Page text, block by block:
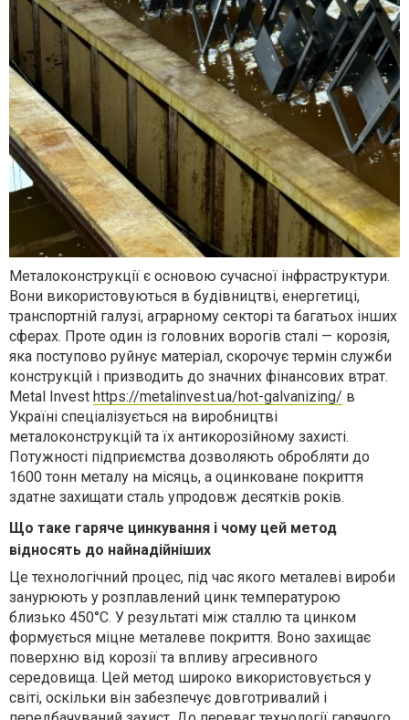
Металоконструкції є основою сучасної інфраструктури.
Вони використовуються в будівництві, енергетиці,
транспортній галузі, аграрному секторі та багатьох інших
сферах. Проте один із головних ворогів сталі — корозія,
яка поступово руйнує матеріал, скорочує термін служби
конструкцій і призводить до значних фінансових втрат.
Metal Invest https://metalinvest.ua/hot-galvanizing/ в
Україні спеціалізується на виробництві
металоконструкцій та їх антикорозійному захисті.
Потужності підприємства дозволяють обробляти до
1600 тонн металу на місяць, а оцинковане покриття
здатне захищати сталь упродовж десятків років.
Що таке гаряче цинкування і чому цей метод
відносять до найнадійніших
Це технологічний процес, під час якого металеві вироби
занурюють у розплавлений цинк температурою
близько 450°C. У результаті між сталлю та цинком
формується міцне металеве покриття. Воно захищає
поверхню від корозії та впливу агресивного
середовища. Цей метод широко використовується у
світі, оскільки він забезпечує довготривалий і